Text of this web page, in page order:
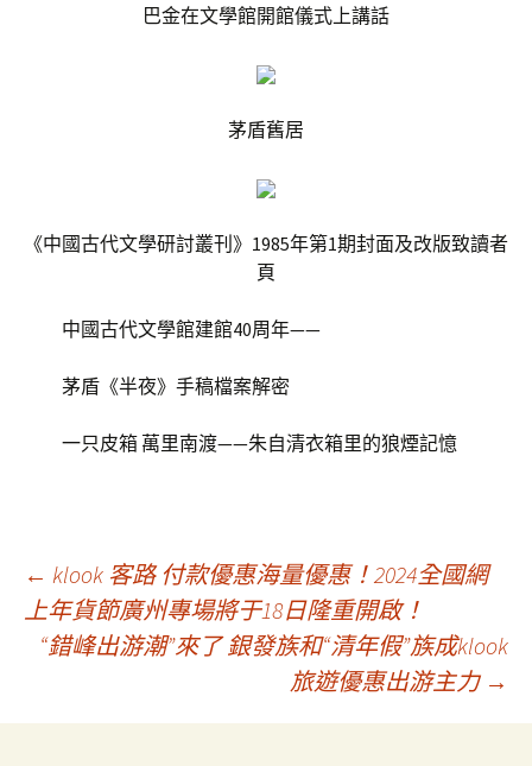
巴金在文學館開館儀式上講話
茅盾舊居
《中國古代文學研討叢刊》1985年第1期封面及改版致讀者
頁
中國古代文學館建館40周年——
茅盾《半夜》手稿檔案解密
一只皮箱 萬里南渡——朱自清衣箱里的狼煙記憶
文
章
導
← klook 客路 付款優惠海量優惠！2024全國網
上年貨節廣州專場將于18日隆重開啟！
“錯峰出游潮”來了 銀發族和“清年假”族成klook
旅遊優惠出游主力 →